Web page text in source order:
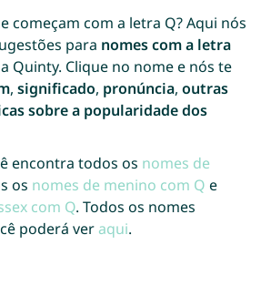
começam com a letra Q? Aqui nós
para nomes com a letra
Quinty. Clique no nome e nós te
, significado, pronúncia, outras
sobre a popularidade dos
encontra todos os nomes de
os nomes de menino com Q e
com Q. Todos os nomes
poderá veraqui.